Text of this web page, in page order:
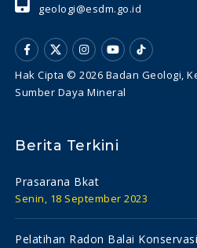
geologi@esdm.go.id
Hak Cipta © 2026 Badan Geologi,
Sumber Daya Mineral
Berita Terkini
Prasarana Bkat
Senin, 18 September 2023
Pelatihan Radon Balai